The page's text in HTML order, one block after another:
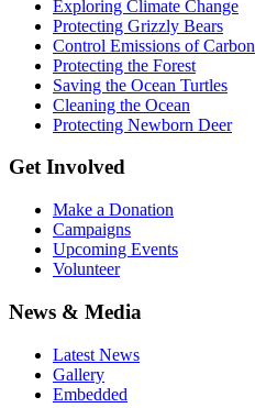
Exploring Climate Change
Protecting Grizzly Bears
Control Emissions of Carbon
Protecting the Forest
Saving the Ocean Turtles
Cleaning the Ocean
Protecting Newborn Deer
Get Involved
Make a Donation
Campaigns
Upcoming Events
Volunteer
News & Media
Latest News
Gallery
Embedded